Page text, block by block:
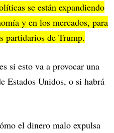
se están expandiendo
y en los mercados, para
partidarios de Trump.
si esto va a provocar una
Estados Unidos, o si habrá
el dinero malo expulsa